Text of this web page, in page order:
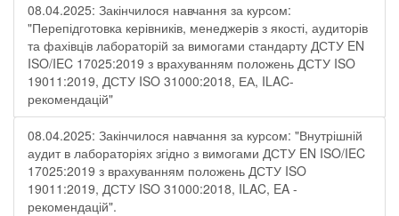
08.04.2025: Закінчилося навчання за курсом:
"Перепідготовка керівників, менеджерів з якості, аудиторів
та фахівців лабораторій за вимогами стандарту ДСТУ EN
ISO/IEC 17025:2019 з врахуванням положень ДСТУ ISO
19011:2019, ДСТУ ISO 31000:2018, ЕА, ILAC-
рекомендацій"
08.04.2025: Закінчилося навчання за курсом: "Внутрішній
аудит в лабораторіях згідно з вимогами ДСТУ EN ISO/IEC
17025:2019 з врахуванням положень ДСТУ ISO
19011:2019, ДСТУ ISO 31000:2018, ILAC, EA -
рекомендацій".